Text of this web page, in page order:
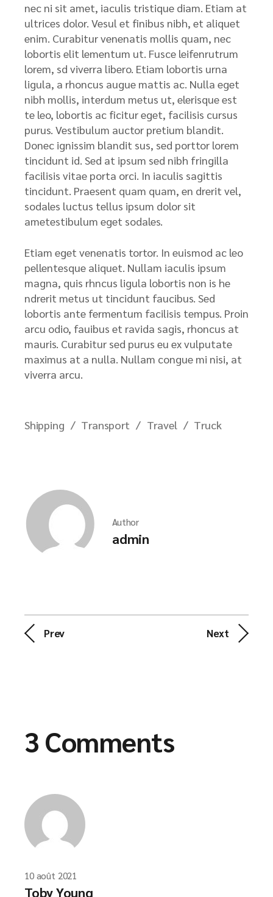
nec ni sit amet, iaculis tristique diam. Etiam at
ultrices dolor. Vesul et finibus nibh, et aliquet
enim. Curabitur venenatis mollis quam, nec
lobortis elit lementum ut. Fusce leifenrutrum
lorem, sd viverra libero. Etiam lobortis urna
ligula, a rhoncus augue mattis ac. Nulla eget
nibh mollis, interdum metus ut, elerisque est
te leo, lobortis ac ficitur eget, facilisis cursus
purus. Vestibulum auctor pretium blandit.
Donec ignissim blandit sus, sed porttor lorem
tincidunt id. Sed at ipsum sed nibh fringilla
facilisis vitae porta orci. In iaculis sagittis
tincidunt. Praesent quam quam, en drerit vel,
sodales luctus tellus ipsum dolor sit
ametestibulum eget sodales.
Etiam eget venenatis tortor. In euismod ac leo
pellentesque aliquet. Nullam iaculis ipsum
magna, quis rhncus ligula lobortis non is he
ndrerit metus ut tincidunt faucibus. Sed
lobortis ante fermentum facilisis tempus. Proin
arcu odio, fauibus et ravida sagis, rhoncus at
mauris. Curabitur sed purus eu ex vulputate
maximus at a nulla. Nullam congue mi nisi, at
viverra arcu.
Shipping Transport Travel Truck
Author
admin
Prev Next
3 Comments
10 août 2021
Toby Young